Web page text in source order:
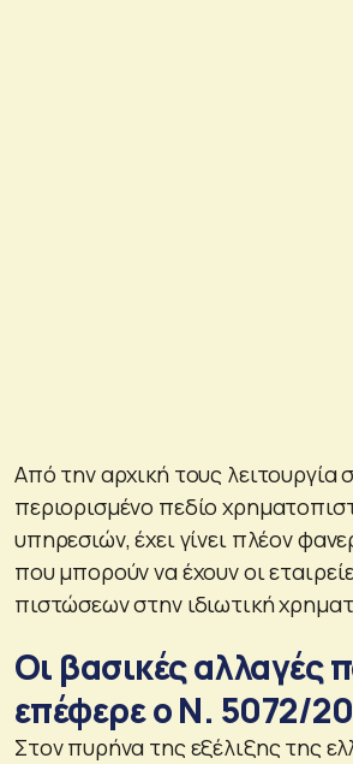
Από την αρχική τους λειτουργία
περιορισμένο πεδίο
υπηρεσιών, έχει γίνει πλέον
που μπορούν να έχουν οι
πιστώσεων στην ιδιωτική
Οι βασικές αλλαγές
επέφερε ο Ν. 5072/
Στον πυρήνα της εξέλιξης της